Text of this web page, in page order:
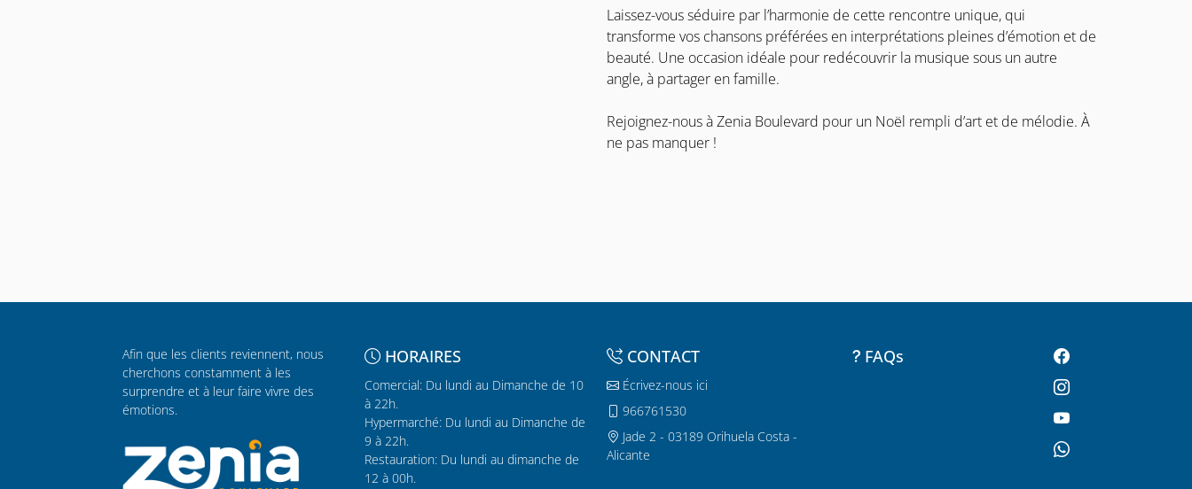
Laissez-vous séduire par l’harmonie de cette rencontre unique, qui
transforme vos chansons préférées en interprétations pleines d’émotion et de
beauté. Une occasion idéale pour redécouvrir la musique sous un autre
angle, à partager en famille.
Rejoignez-nous à Zenia Boulevard pour un Noël rempli d’art et de mélodie. À
ne pas manquer !
Afin que les clients reviennent, nous
cherchons constamment à les
surprendre et à leur faire vivre des
émotions.
HORAIRES
Comercial: Du lundi au Dimanche de 10
à 22h.
Hypermarché: Du lundi au Dimanche de
9 à 22h.
Restauration: Du lundi au dimanche de
12 à 00h.
CONTACT
Écrivez-nous ici
966761530
Jade 2 - 03189 Orihuela Costa -
Alicante
FAQs